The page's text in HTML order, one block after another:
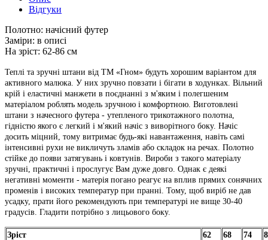
Відгуки
Полотно: начісний футер
Заміри: в описі
На зріст: 62-86 см
Теплі та зручні штани від ТМ «Гном» будуть хорошим варіантом для
активного малюка. У них зручно повзати і бігати в ходунках. Вільний
крій і еластичні манжети в поєднанні з м'яким і полегшеним
матеріалом роблять модель зручною і комфортною. Виготовлені
штани з начесного футера - утепленого трикотажного полотна,
гідністю якого є легкий і м'який начіс з виворітного боку. Начіс
досить міцний, тому витримає будь-які навантаження, навіть самі
інтенсивні рухи не викличуть зламів або складок на речах. Полотно
стійке до появи затягувань і ковтунів. Вироби з такого матеріалу
зручні, практичні і прослугує Вам дуже довго. Однак є деякі
негативні моменти - матерія погано реагує на вплив прямих сонячних
променів і високих температур при пранні. Тому, щоб виріб не дав
усадку, прати його рекомендують при температурі не вище 30-40
градусів. Гладити потрібно з лицьового боку.
Зріст 62 68 74